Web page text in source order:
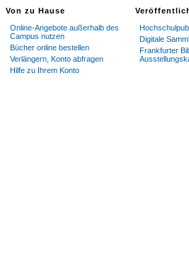
Von zu Hause
Online-Angebote außerhalb des
Campus nutzen
Bücher online bestellen
Verlängern, Konto abfragen
Hilfe zu Ihrem Konto
Digitale
Frankfurter